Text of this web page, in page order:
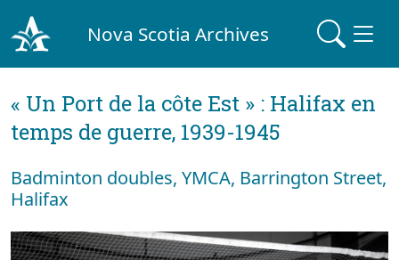
Nova Scotia Archives
« Un Port de la côte Est » : Halifax en
temps de guerre, 1939-1945
Badminton doubles, YMCA, Barrington Street,
Halifax